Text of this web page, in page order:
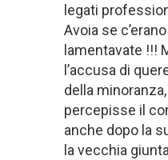
legati
Avoia se
lamentavate !!!
l’accusa di
della
percepisse il
anche dopo la
la vecchia